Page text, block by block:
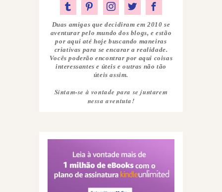
Duas amigas que decidiram em 2010 se
aventurar pelo mundo dos blogs, e estão
por aqui até hoje buscando maneiras
criativas para se encarar a realidade.
Vocês poderão encontrar por aqui coisas
interessantes e úteis e outras não tão
úteis assim.
Sintam-se à vontade para se juntarem
nessa aventuta!